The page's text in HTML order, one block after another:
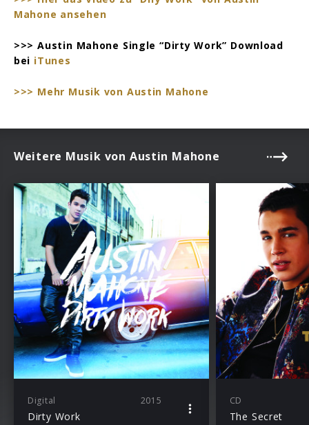
Mahone ansehen
>>> Austin Mahone Single “Dirty Work” Download
bei iTunes
>>> Mehr Musik von Austin Mahone
Weitere Musik von Austin Mahone
Digital 2015
Dirty Work
CD
The Secret